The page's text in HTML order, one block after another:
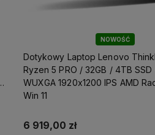
NOWOŚĆ
Dotykowy Laptop Lenovo
Ryzen 5 PRO / 32GB / 4TB SSD - 16"
WUXGA 1920x1200 IPS AMD
Win 11
6 919,00 zł